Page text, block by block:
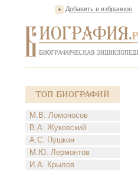
Добавить в избранное
Топ Биографий
М.В. Ломоносов
В.А. Жуковский
А.С. Пушкин
М.Ю. Лермонтов
И.А. Крылов